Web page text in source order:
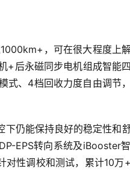
，可在很大程度上
+后永磁同步电机组成智能
、4档回收力度自由调节
仍能保持良好的稳定性和舒
EPS转向系统及iBooster
对性调校和测试，累计10万